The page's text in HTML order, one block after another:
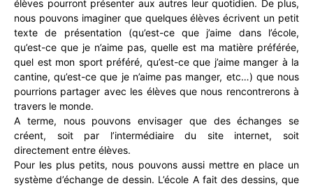
élèves pourront présenter aux autres leur quotidien. De plus,
nous pouvons imaginer que quelques élèves écrivent un petit
texte de présentation (qu’est-ce que j’aime dans l’école,
qu’est-ce que je n’aime pas, quelle est ma matière préférée,
quel est mon sport préféré, qu’est-ce que j’aime manger à la
cantine, qu’est-ce que je n’aime pas manger, etc…) que nous
pourrions partager avec les élèves que nous rencontrerons à
travers le monde.
A terme, nous pouvons envisager que des échanges se
créent, soit par l’intermédiaire du site internet, soit
directement entre élèves.
Pour les plus petits, nous pouvons aussi mettre en place un
système d’échange de dessin. L’école A fait des dessins, que